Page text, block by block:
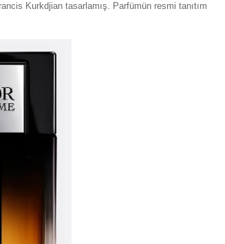
Kurkdjian tasarlamış. Parfümün resmi tanıtım